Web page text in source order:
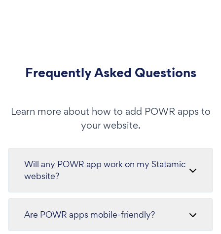
Frequently Asked Questions
Learn more about how to add POWR apps to
your website.
Will any POWR app work on my Statamic
website?
Are POWR apps mobile-friendly?